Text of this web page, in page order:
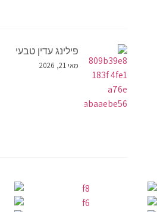
פילינג עדין טבעי
מאי 21, 2026